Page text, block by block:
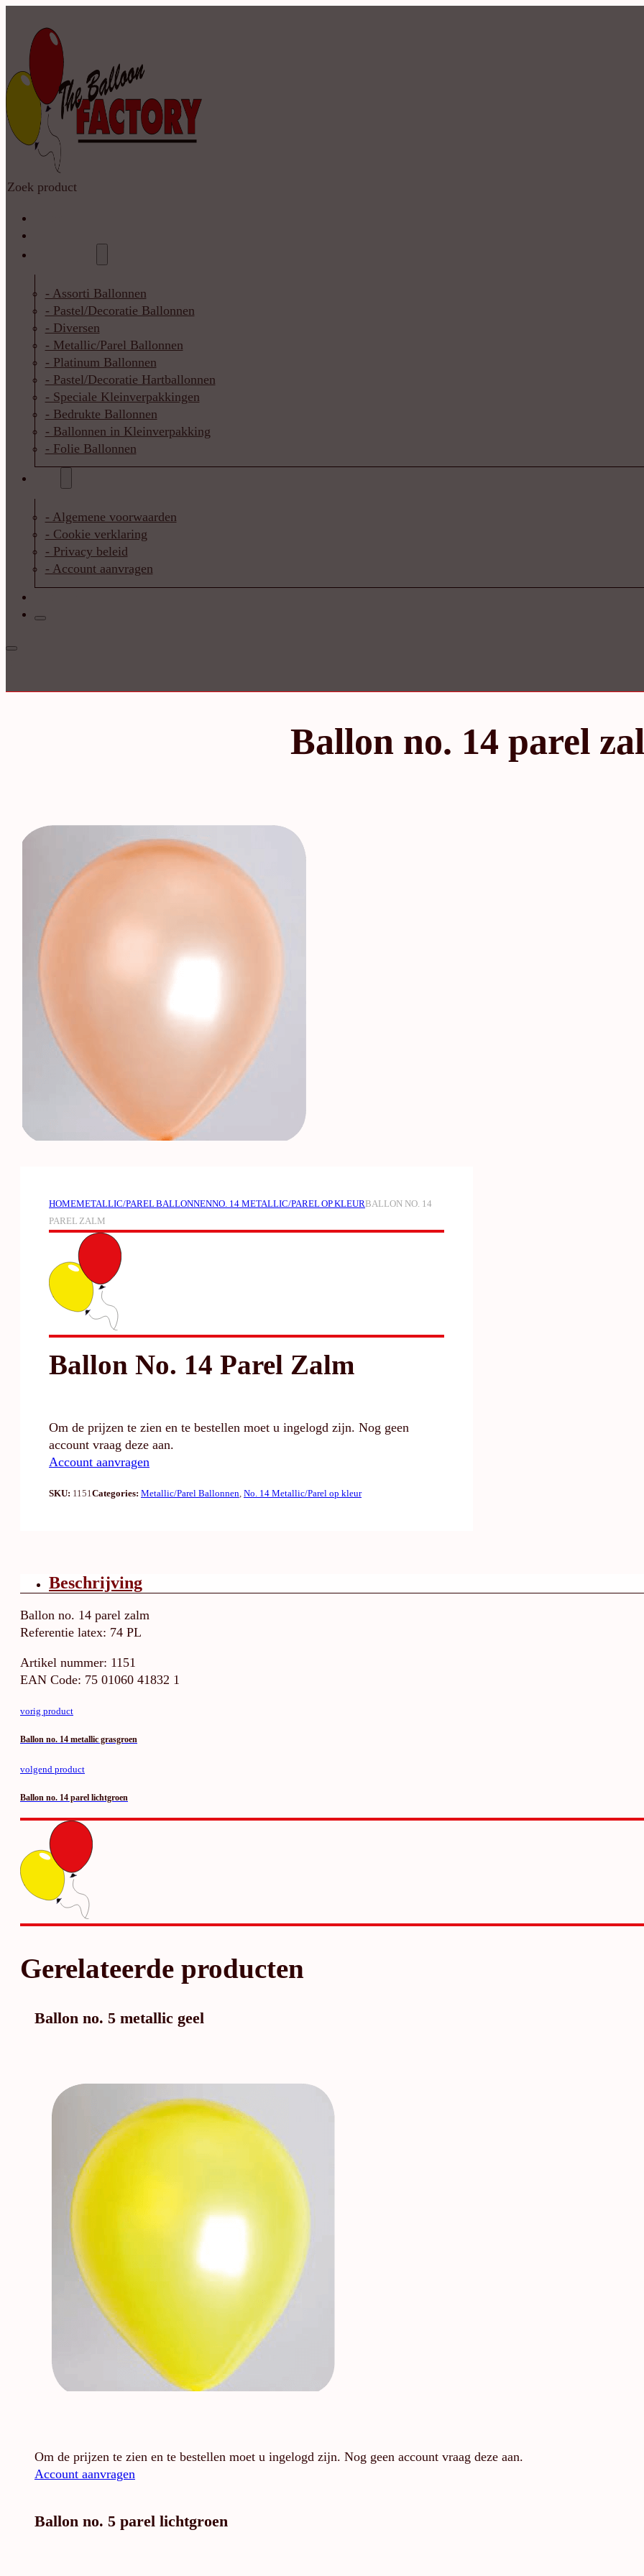
Zoeken
- Assorti Ballonnen
- Pastel/Decoratie Ballonnen
- Diversen
- Metallic/Parel Ballonnen
- Platinum Ballonnen
- Pastel/Decoratie Hartballonnen
- Speciale Kleinverpakkingen
- Bedrukte Ballonnen
- Ballonnen in Kleinverpakking
- Folie Ballonnen
- Algemene voorwaarden
- Cookie verklaring
- Privacy beleid
- Account aanvragen
Ballon no. 14 parel
HOMEMETALLIC/PAREL BALLONNENNO. 14 METALLIC/PAREL OP KLEURBALLON NO. 14
PAREL ZALM
Ballon No. 14 Parel Zalm
Om de prijzen te zien en te bestellen moet u ingelogd zijn. Nog geen
account vraag deze aan.
Account aanvragen
SKU: 1151Categories: Metallic/Parel Ballonnen, No. 14 Metallic/Parel op kleur
Beschrijving
Ballon no. 14 parel zalm
Referentie latex: 74 PL
Artikel nummer: 1151
EAN Code: 75 01060 41832 1
vorig product
Ballon no. 14 metallic grasgroen
volgend product
Ballon no. 14 parel lichtgroen
Gerelateerde producten
Ballon no. 5 metallic geel
Om de prijzen te zien en te bestellen moet u ingelogd zijn. Nog geen account vraag deze aan.
Account aanvragen
Ballon no. 5 parel lichtgroen